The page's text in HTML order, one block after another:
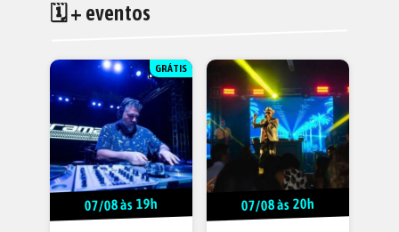
🗓 + eventos
GRÁTIS
07/08 às 19h 07/08 às 20h